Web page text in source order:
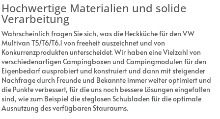
Hochwertige Materialien und solide
Verarbeitung
Wahrscheinlich fragen Sie sich, was die Heckküche für den VW
Multivan T5/T6/T6.1 von freeheit auszeichnet und von
Konkurrenzprodukten unterscheidet. Wir haben eine Vielzahl von
verschiedenartigen Campingboxen und Campingmodulen für den
Eigenbedarf ausprobiert und konstruiert und dann mit steigender
Nachfrage durch Freunde und Bekannte immer weiter optimiert und
die Punkte verbessert, für die uns noch bessere Lösungen eingefallen
sind, wie zum Beispiel die steglosen Schubladen für die optimale
Ausnutzung des verfügbaren Stauraums.